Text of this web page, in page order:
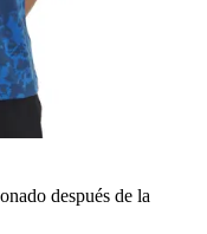
después de la